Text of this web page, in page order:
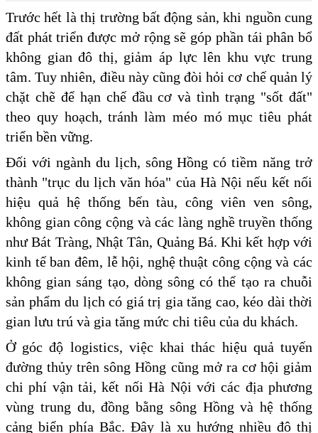
Trước hết là thị trường bất động sản, khi nguồn cung
đất phát triển được mở rộng sẽ góp phần tái phân bổ
không gian đô thị, giảm áp lực lên khu vực trung
tâm. Tuy nhiên, điều này cũng đòi hỏi cơ chế quản lý
chặt chẽ để hạn chế đầu cơ và tình trạng "sốt đất"
theo quy hoạch, tránh làm méo mó mục tiêu phát
triển bền vững.
Đối với ngành du lịch, sông Hồng có tiềm năng trở
thành "trục du lịch văn hóa" của Hà Nội nếu kết nối
hiệu quả hệ thống bến tàu, công viên ven sông,
không gian công cộng và các làng nghề truyền thống
như Bát Tràng, Nhật Tân, Quảng Bá. Khi kết hợp với
kinh tế ban đêm, lễ hội, nghệ thuật công cộng và các
không gian sáng tạo, dòng sông có thể tạo ra chuỗi
sản phẩm du lịch có giá trị gia tăng cao, kéo dài thời
gian lưu trú và gia tăng mức chi tiêu của du khách.
Ở góc độ logistics, việc khai thác hiệu quả tuyến
đường thủy trên sông Hồng cũng mở ra cơ hội giảm
chi phí vận tải, kết nối Hà Nội với các địa phương
vùng trung du, đồng bằng sông Hồng và hệ thống
cảng biển phía Bắc. Đây là xu hướng nhiều đô thị